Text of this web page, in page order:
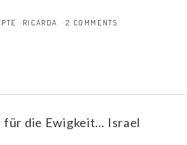
RICARDA 2 COMMENTS
für die Ewigkeit… Israel